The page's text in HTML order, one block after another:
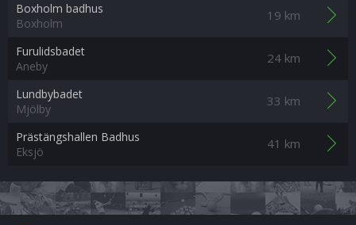
Boxholm badhus
Boxholm
19 km
Furulidsbadet
Aneby
24 km
Lundbybadet
Mjölby
33 km
Prästängshallen Badhus
Eksjö
41 km